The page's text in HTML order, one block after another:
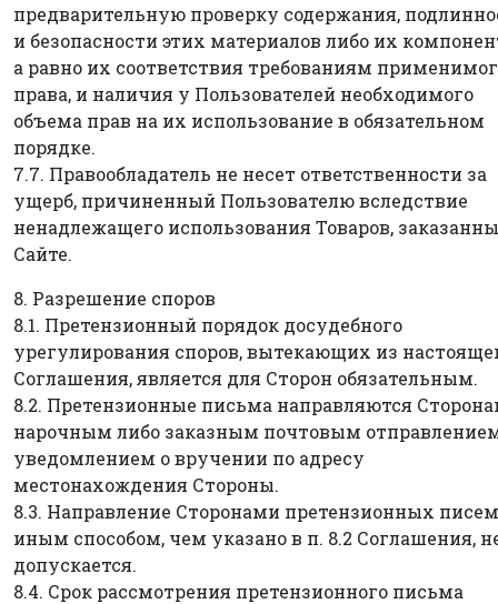
предварительную проверку содержания,
и безопасности этих материалов либо их
а равно их соответствия требованиям
права, и наличия у Пользователей необходимого
объема прав на их использование в обязательном
порядке.
7.7. Правообладатель не несет ответственности за
ущерб, причиненный Пользователю вследствие
ненадлежащего использования Товаров,
Сайте.
8. Разрешение споров
8.1. Претензионный порядок досудебного
урегулирования споров, вытекающих из
Соглашения, является для Сторон обязательным.
8.2. Претензионные письма направляются
нарочным либо заказным почтовым
уведомлением о вручении по адресу
местонахождения Стороны.
8.3. Направление Сторонами претензионных писем
иным способом, чем указано в п. 8.2 Соглашения,
допускается.
8.4. Срок рассмотрения претензионного письма